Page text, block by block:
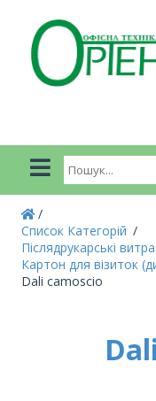
Список Категорій
Післядрукарські
Картон для візиток
Dali camoscio